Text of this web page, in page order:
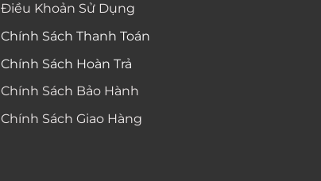
Điều Khoản Sử Dụng
Chính Sách Thanh Toán
Chính Sách Hoàn Trả
Chính Sách Bảo Hành
Chính Sách Giao Hàng